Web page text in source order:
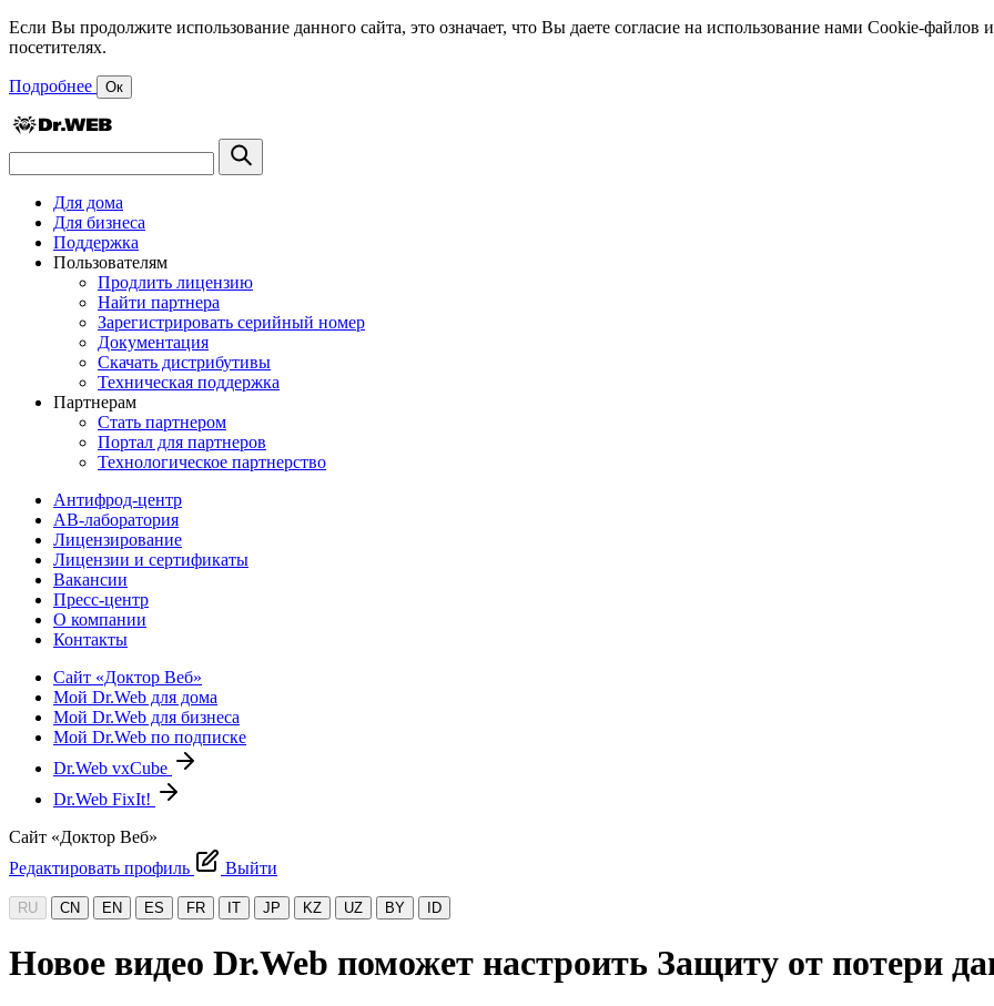
Если Вы продолжите использование данного сайта, это означает, что Вы даете согласие на использование нами Cookie-
посетителях.
Подробнее Ок
Для дома
Для бизнеса
Поддержка
Пользователям
Продлить лицензию
Найти партнера
Зарегистрировать серийный номер
Документация
Скачать дистрибутивы
Техническая поддержка
Партнерам
Стать партнером
Портал для партнеров
Технологическое партнерство
Антифрод-центр
АВ-лаборатория
Лицензирование
Лицензии и сертификаты
Вакансии
Пресс-центр
О компании
Контакты
Сайт «Доктор Веб»
Мой Dr.Web для дома
Мой Dr.Web для бизнеса
Мой Dr.Web по подписке
Dr.Web vxCube
Dr.Web FixIt!
Сайт «Доктор Веб»
Редактировать профиль
Выйти
RU CN EN ES FR IT JP KZ UZ BY ID
Новое видео Dr.Web поможет настроить Защиту от потери